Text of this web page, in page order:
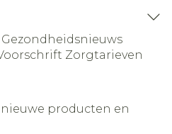
Gezondheidsnieuws
Zorgtarieven
producten en